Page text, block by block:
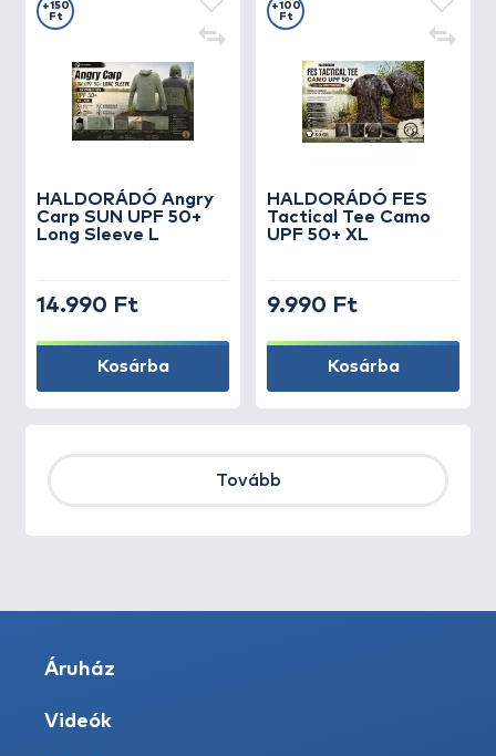
HALDORÁDÓ Angry
Carp SUN UPF 50+
Long Sleeve L
+150
Ft
14.990 Ft
Kosárba
HALDORÁDÓ FES
Tactical Tee Camo
UPF 50+ XL
+100
Ft
9.990 Ft
Kosárba
Tovább
Áruház
Videók